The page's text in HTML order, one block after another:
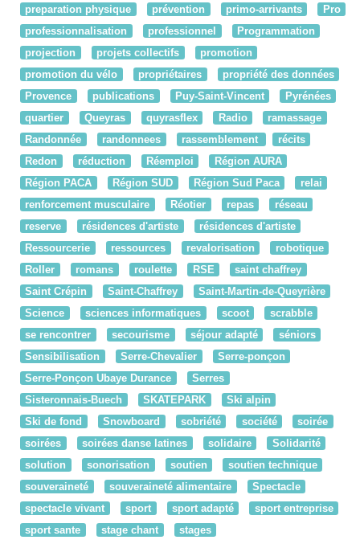
preparation physique
prévention primo-arrivants
Pro
professionnalisation
professionnel
Programmation
projection
projets collectifs
promotion
promotion du vélo
propriétaires
propriété des données
Provence
publications Puy-Saint-Vincent
Pyrénées
quartier
Queyras quyrasflex Radio
ramassage
Randonnée
randonnees rassemblement
récits
Redon
réduction Réemploi
Région AURA
Région PACA
Région SUD Région Sud Paca
relai
renforcement musculaire
Réotier repas
réseau
reserve
résidences d'artiste
résidences d'artiste
Ressourcerie
ressources revalorisation
robotique
Roller
romans roulette RSE
saint chaffrey
Saint Crépin
Saint-Chaffrey
Saint-Martin-de-Queyrière
Science
sciences informatiques scoot
scrabble
se rencontrer
secourisme séjour adapté
séniors
Sensibilisation
Serre-Chevalier
Serre-ponçon
Serre-Ponçon Ubaye Durance
Serres
Sisteronnais-Buech
SKATEPARK
Ski alpin
Ski de fond
Snowboard sobriété société
soirée
soirées
soirées danse latines solidaire
Solidarité
solution
sonorisation soutien
soutien technique
souveraineté
souveraineté alimentaire
Spectacle
spectacle vivant
sport sport adapté
sport entreprise
sport sante
stage chant
stages